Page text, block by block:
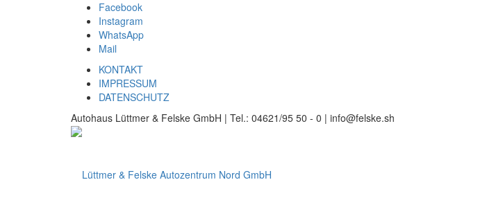
Facebook
Instagram
WhatsApp
Mail
KONTAKT
IMPRESSUM
DATENSCHUTZ
Autohaus Lüttmer & Felske GmbH | Tel.: 04621/95 50 - 0 | info@felske.sh